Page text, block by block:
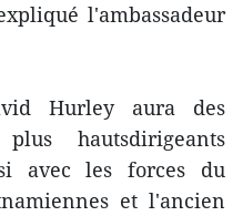
l'ambassadeur
Hurley aura des
hautsdirigeants
avec les forces du
et l'ancien